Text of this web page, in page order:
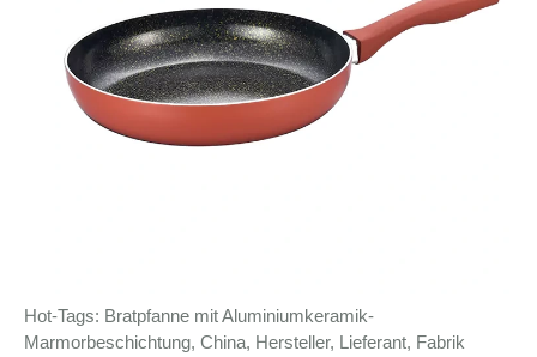
Hot-Tags: Bratpfanne mit Aluminiumkeramik-
Marmorbeschichtung, China, Hersteller, Lieferant, Fabrik